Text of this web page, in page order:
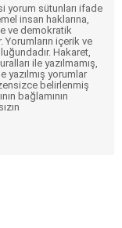
yorum sütunları ifade
insan haklarına,
ve demokratik
Yorumların içerik ve
Hakaret,
ile yazılmamış,
yazılmış yorumlar
belirlenmiş
bağlamının